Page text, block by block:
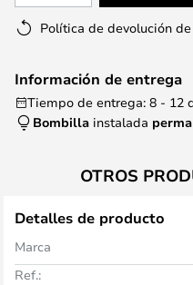
Política de devolución
Información de entrega
Tiempo de entrega: 8 - 12
Bombilla instalada
OTROS
Detalles de producto
Marca
Ref.: